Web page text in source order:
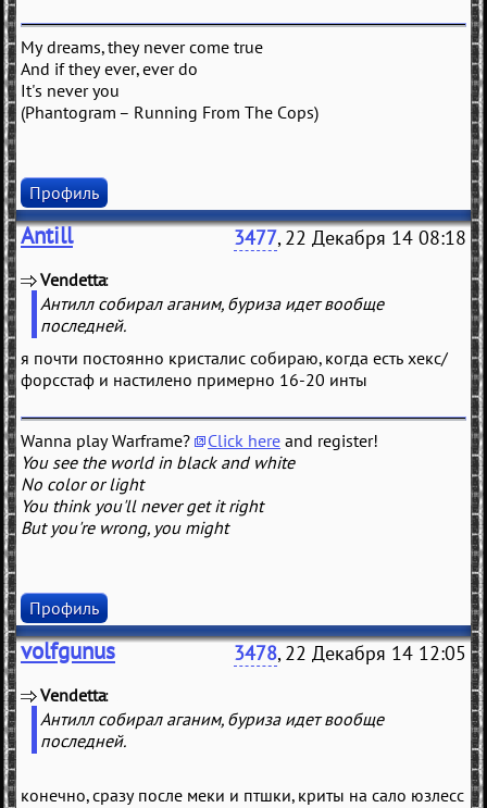
My dreams, they never come true
And if they ever, ever do
It's never you
(Phantogram – Running From The Cops)
Профиль
Antill 3477, 22 Декабря 14 08:18
Vendetta
Антилл собирал аганим, буриза идет вообще
последней.
я почти постоянно кристалис собираю, когда есть хекс/
форсстаф и настилено примерно 16-20 инты
Wanna play Warframe? Click here and register!
You see the world in black and white
No color or light
You think you'll never get it right
But you're wrong, you might
Профиль
volfgunus 3478, 22 Декабря 14 12:05
Vendetta
Антилл собирал аганим, буриза идет вообще
последней.
конечно, сразу после меки и птшки, криты на сало юзлесс